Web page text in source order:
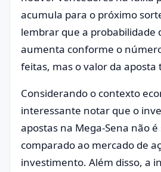
acumula para o próximo
lembrar que a probabilidade
aumenta conforme o
feitas, mas o valor da aposta
Considerando o contexto
interessante notar que o
apostas na Mega-Sena não
comparado ao mercado de
investimento. Além disso, a